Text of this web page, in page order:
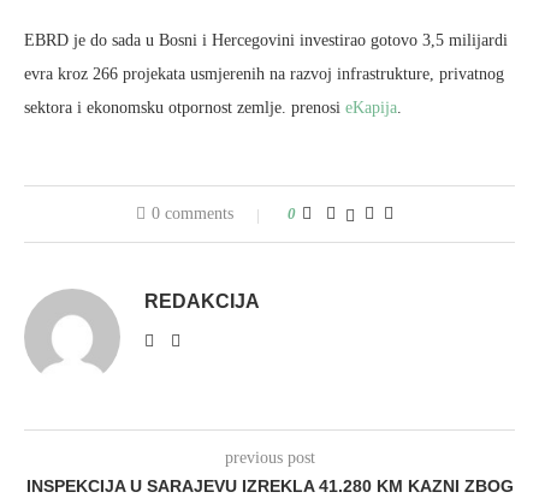
EBRD je do sada u Bosni i Hercegovini investirao gotovo 3,5 milijardi
evra kroz 266 projekata usmjerenih na razvoj infrastrukture, privatnog
sektora i ekonomsku otpornost zemlje. prenosi eKapija.
0 comments 0
REDAKCIJA
previous post
INSPEKCIJA U SARAJEVU IZREKLA 41.280 KM KAZNI ZBOG